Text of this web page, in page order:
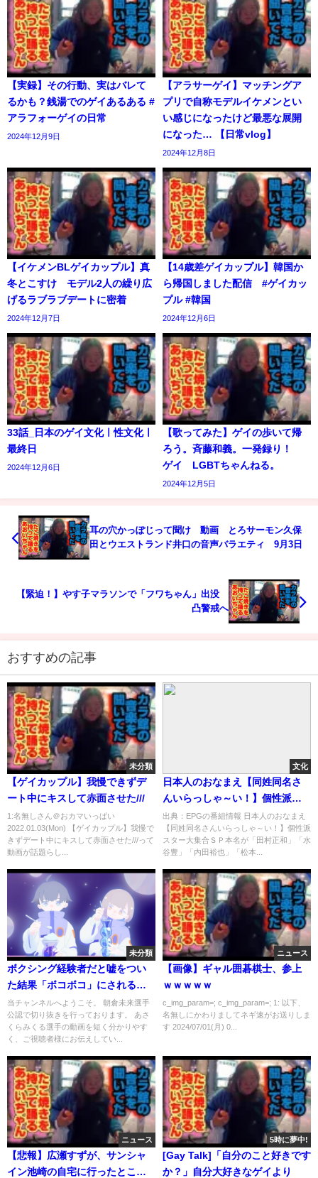
【実録】その行動、実はバレて
るかも？銭湯でのゲイあるある #
アラフォーゲイの日常
2024年12月9日
【アラサーゲイ】マッチングア
プリで自称モデルイケメンとい
い感じになったけど最悪な展開
になった… 【日常vlog】
2024年12月8日
【イケメンBLゲイカップル】真
冬とこすけ モデル2人の繰り広
げるラブラブデートに密着
2024年12月7日
【14歳差ゲイカップル】韓国か
ら帰国しました配信 #ゲイカッ
プル #韓国
2024年12月6日
33話_日本のゲイ文化ㅣ性文化ㅣ
最終日
2024年12月6日
【歌ってみた】ゲイの歩いて帰
ろう。斉藤和義。一発録り！
ゲイ LGBTちゃんねる。
2024年12月5日
耳の穴かっぽじって聞け 動画 とろサーモン久保
田とウエストランド井口の音声バラエティ 9月3日
【緊迫！】やす子マラソンで「フワちゃん」出没
凸警戒へ
おすすめの記事
未分類
【ゲイカップル】我慢できずデ
ート中にキスして赤面させた///
1:名無しさん＠おカマいっぱい
2022.01.03(Mon) 【ゲイカップル】我慢で
きずデート中にキスして赤面させた///って
動画が話題らし...
文化
日本人のおなまえ【同姓同名さ
んいらっしゃ～い！】個性派ス
ター大集合ＳＰ[解][字]…の番組
内容解析まとめ
出典：EPGの番組情報 日本人のおなまえ
【同姓同名さんいらっしゃ～い！】個性派
スター大集合ＳＰ本名が「田村正和」「水
谷豊」「内田裕也」「松本...
未分類
ボクシング経験者だと嘘をつい
た結果「ボコボコ」にされる不
波野。朝倉未来主催
BreakingDownのオーディショ
ンで喧嘩勃発した【後編】
当チャンネルへようこそ。 朝倉未来選手
公認で切り抜きを行っております。 あさ
くらみくる選手の動画を短く分かりやす
く、ご視聴者様にお伝えしてい...
ニュース
【画像】ギャル囲碁棋士、参上
ｗｗｗｗｗ
c_img_param=; c_img_param=; 1: 以下、
名無しにかわりましてネギ速がお送りしま
す 2024/07/01(月) 0...
ニュース
【悲報】広瀬すずが、サンシャ
イン池崎の自宅に行ったところ
5時に夢中!
[Gay Talk]「自分のこと好きです
か？」自分大好きなゲイより